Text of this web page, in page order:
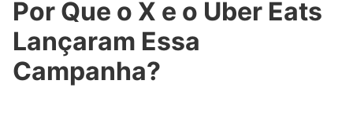
Por Que o X e o Uber Eats
Lançaram Essa
Campanha?